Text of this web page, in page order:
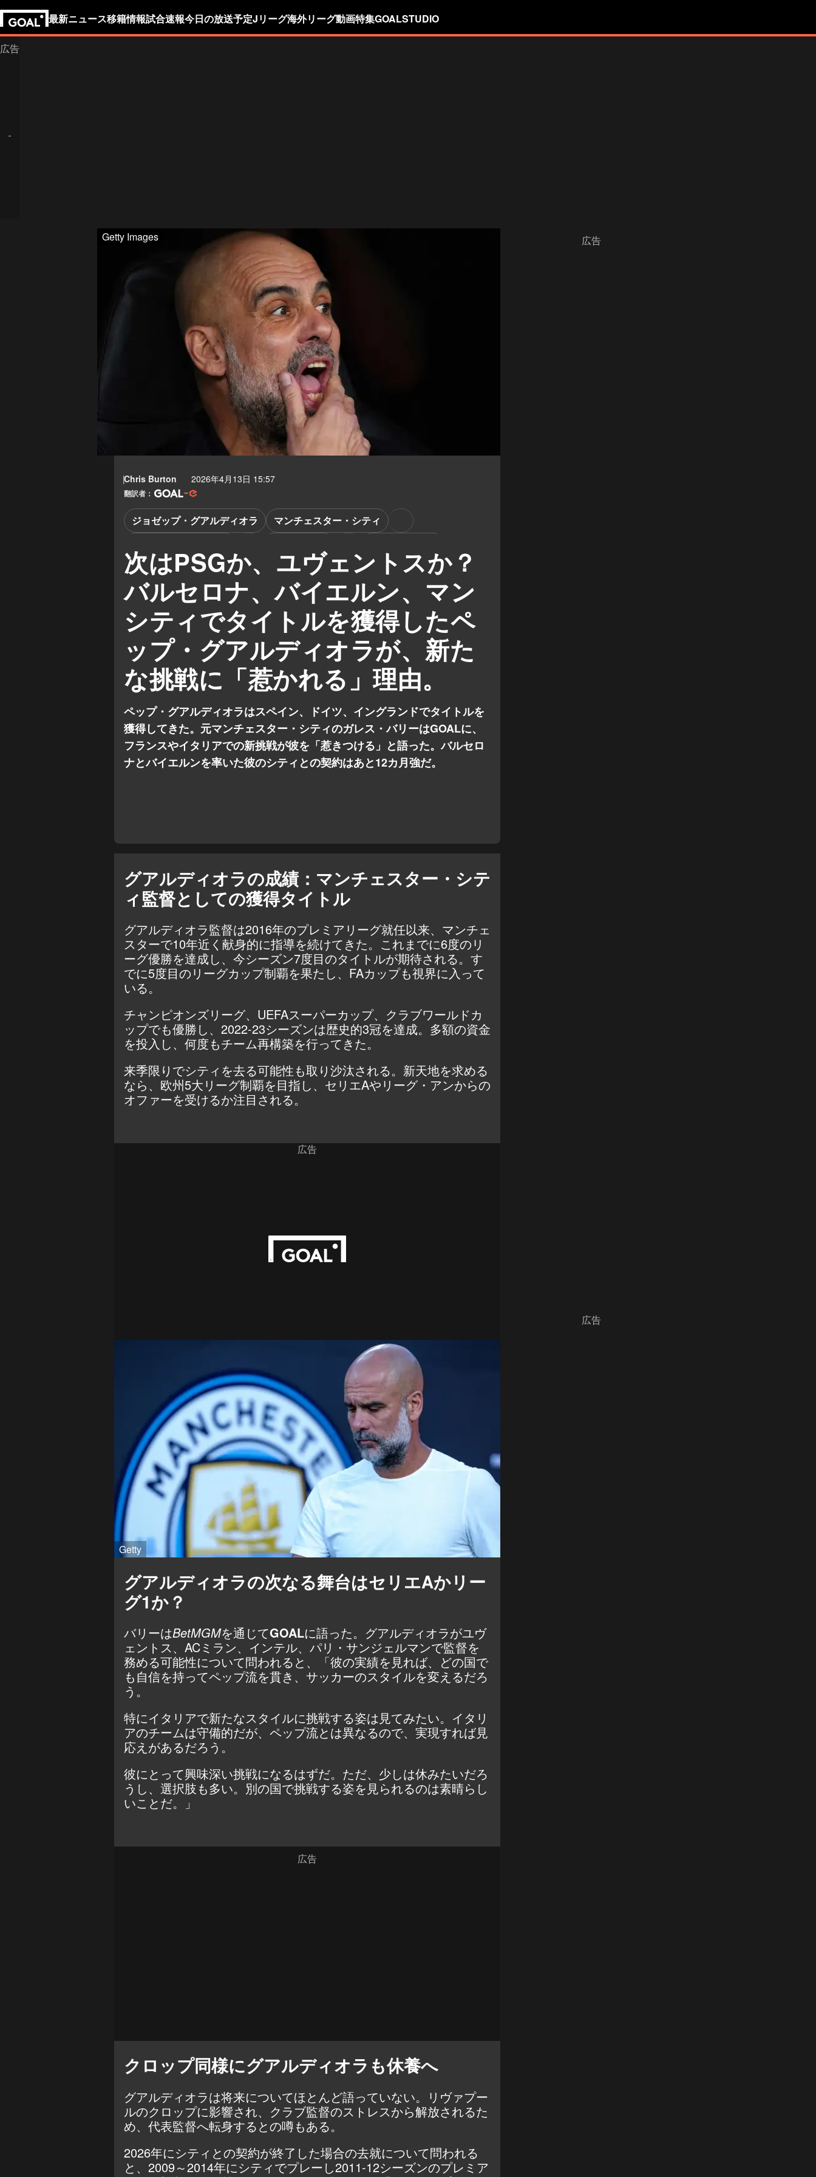
最新ニュース移籍情報試合速報今日の放送予定Jリーグ海外リーグ動画特集GOALSTUDIO
Getty Images
Chris Burton 2026年4月13日 15:57
翻訳者：
次はPSGか、ユヴェントスか？
バルセロナ、バイエルン、マン
シティでタイトルを獲得したペ
ップ・グアルディオラが、新た
な挑戦に「惹かれる」理由。
ジョゼップ・グアルディオラ
マンチェスター・シティ
ACミラン
インテル セリエ A リーグ・アン
ペップ・グアルディオラはスペイン、ドイツ、イングランドでタイトルを
獲得してきた。元マンチェスター・シティのガレス・バリーはGOALに、
フランスやイタリアでの新挑戦が彼を「惹きつける」と語った。バルセロ
ナとバイエルンを率いた彼のシティとの契約はあと12カ月強だ。
グアルディオラの成績：マンチェスター・シテ
ィ監督としての獲得タイトル
グアルディオラ監督は2016年のプレミアリーグ就任以来、マンチェ
スターで10年近く献身的に指導を続けてきた。これまでに6度のリ
ーグ優勝を達成し、今シーズン7度目のタイトルが期待される。す
でに5度目のリーグカップ制覇を果たし、FAカップも視界に入って
いる。
チャンピオンズリーグ、UEFAスーパーカップ、クラブワールドカ
ップでも優勝し、2022-23シーズンは歴史的3冠を達成。多額の資金
を投入し、何度もチーム再構築を行ってきた。
来季限りでシティを去る可能性も取り沙汰される。新天地を求める
なら、欧州5大リーグ制覇を目指し、セリエAやリーグ・アンからの
オファーを受けるか注目される。
広告
Getty
グアルディオラの次なる舞台はセリエAかリー
グ1か？
バリーはBetMGMを通じてGOALに語った。グアルディオラがユヴ
ェントス、ACミラン、インテル、パリ・サンジェルマンで監督を
務める可能性について問われると、「彼の実績を見れば、どの国で
も自信を持ってペップ流を貫き、サッカーのスタイルを変えるだろ
う。
特にイタリアで新たなスタイルに挑戦する姿は見てみたい。イタリ
アのチームは守備的だが、ペップ流とは異なるので、実現すれば見
応えがあるだろう。
彼にとって興味深い挑戦になるはずだ。ただ、少しは休みたいだろ
うし、選択肢も多い。別の国で挑戦する姿を見られるのは素晴らし
いことだ。」
クロップ同様にグアルディオラも休養へ
グアルディオラは将来についてほとんど語っていない。リヴァプー
ルのクロップに影響され、クラブ監督のストレスから解放されるた
め、代表監督へ転身するとの噂もある。
2026年にシティとの契約が終了した場合の去就について問われる
と、2009～2014年にシティでプレーし2011-12シーズンのプレミア